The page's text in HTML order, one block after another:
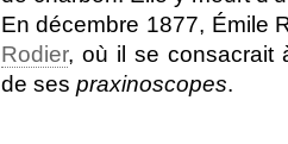
En décembre 1877, Émile
Rodier, où il se consacrait
de ses praxinoscopes.